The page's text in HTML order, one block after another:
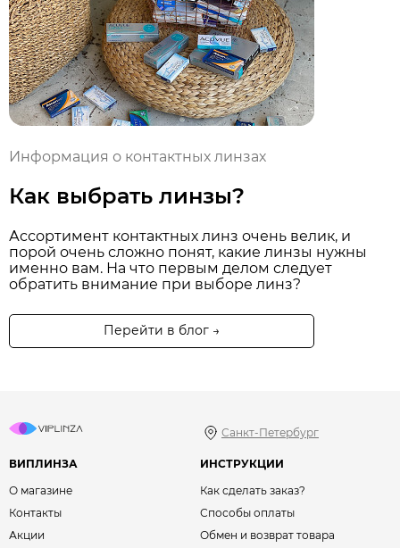
Информация о контактных линзах
Как выбрать линзы?
Ассортимент контактных линз очень велик, и
порой очень сложно понят, какие линзы нужны
именно вам. На что первым делом следует
обратить внимание при выборе линз?
Перейти в блог →
Санкт-Петербург
ВИПЛИНЗА
О магазине
Контакты
Акции
ИНСТРУКЦИИ
Как сделать заказ?
Способы оплаты
Обмен и возврат товара